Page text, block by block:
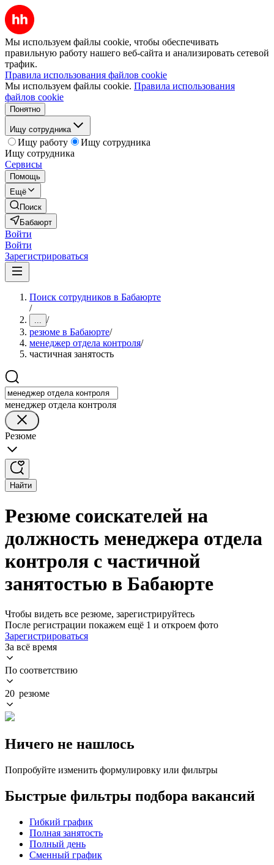
Мы используем файлы cookie, чтобы обеспечивать
правильную работу нашего веб-сайта и анализировать сетевой
трафик.
Правила использования файлов cookie
Мы используем файлы cookie. Правила использования
файлов cookie
Понятно
Ищу сотрудника
Ищу работу
Ищу сотрудника
Ищу сотрудника
Сервисы
Помощь
Ещё
Поиск
Бабаюрт
Войти
Войти
Зарегистрироваться
Поиск сотрудников в Бабаюрте
/
... /
резюме в Бабаюрте/
менеджер отдела контроля/
частичная занятость
менеджер отдела контроля
Резюме
Найти
Резюме соискателей на
должность менеджера отдела
контроля с частичной
занятостью в Бабаюрте
Чтобы видеть все резюме, зарегистрируйтесь
После регистрации покажем ещё 1 и откроем фото
Зарегистрироваться
За всё время
По соответствию
20 резюме
Ничего не нашлось
Попробуйте изменить формулировку или фильтры
Быстрые фильтры подбора вакансий
Гибкий график
Полная занятость
Полный день
Сменный график